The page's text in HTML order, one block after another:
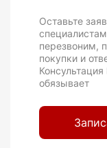
Оставьте
перезвоним,
покупки и
Консультация
обязывает